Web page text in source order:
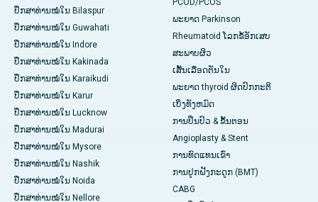
ປຶກສາທ່ານໝໍໃນ Bilaspur
ປຶກສາທ່ານໝໍໃນ Guwahati
ປຶກສາທ່ານໝໍໃນ Indore
ປຶກສາທ່ານໝໍໃນ Kakinada
ປຶກສາທ່ານໝໍໃນ Karaikudi
ປຶກສາທ່ານໝໍໃນ Karur
ປຶກສາທ່ານໝໍໃນ Lucknow
ປຶກສາທ່ານໝໍໃນ Madurai
ປຶກສາທ່ານໝໍໃນ Mysore
ປຶກສາທ່ານໝໍໃນ Nashik
ປຶກສາທ່ານໝໍໃນ Noida
ປຶກສາທ່ານໝໍໃນ Nellore
PCOD/PCOS
ພະຍາດ Parkinson
Rheumatoid ໂລກຂໍ້ອັກເສບ
ສະພາບຜິວ
ເສັ້ນເລືອດຕັນໃນ
ພະຍາດ thyroid ຜິດປົກກະຕິ
ເບິ່ງທັງຫມົດ
ການປິ່ນປົວ & ຂັ້ນຕອນ
Angioplasty & Stent
ການທົດແທນເຂົ່າ
ການປູກຝັງກະດູກ (BMT)
CABG